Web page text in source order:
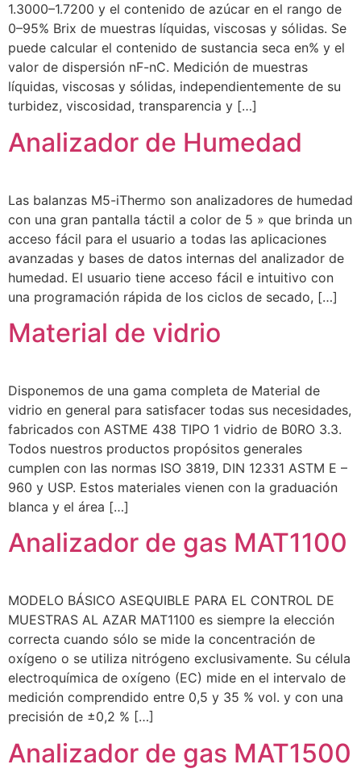
1.3000–1.7200 y el contenido de azúcar en el rango de
0–95% Brix de muestras líquidas, viscosas y sólidas. Se
puede calcular el contenido de sustancia seca en% y el
valor de dispersión nF-nC. Medición de muestras
líquidas, viscosas y sólidas, independientemente de su
turbidez, viscosidad, transparencia y […]
Analizador de Humedad
Las balanzas M5-iThermo son analizadores de humedad
con una gran pantalla táctil a color de 5 » que brinda un
acceso fácil para el usuario a todas las aplicaciones
avanzadas y bases de datos internas del analizador de
humedad. El usuario tiene acceso fácil e intuitivo con
una programación rápida de los ciclos de secado, […]
Material de vidrio
Disponemos de una gama completa de Material de
vidrio en general para satisfacer todas sus necesidades,
fabricados con ASTME 438 TIPO 1 vidrio de B0RO 3.3.
Todos nuestros productos propósitos generales
cumplen con las normas ISO 3819, DIN 12331 ASTM E –
960 y USP. Estos materiales vienen con la graduación
blanca y el área […]
Analizador de gas MAT1100
MODELO BÁSICO ASEQUIBLE PARA EL CONTROL DE
MUESTRAS AL AZAR MAT1100 es siempre la elección
correcta cuando sólo se mide la concentración de
oxígeno o se utiliza nitrógeno exclusivamente. Su célula
electroquímica de oxígeno (EC) mide en el intervalo de
medición comprendido entre 0,5 y 35 % vol. y con una
precisión de ±0,2 % […]
Analizador de gas MAT1500